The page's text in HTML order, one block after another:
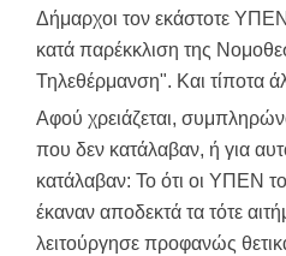
Δήμαρχοι τον εκάστοτε ΥΠΕΝ
κατά παρέκκλιση της
Τηλεθέρμανση". Και τίποτα
Αφού χρειάζεται,
που δεν κατάλαβαν, ή για
κατάλαβαν: Το ότι οι ΥΠΕΝ
έκαναν αποδεκτά τα τότε
λειτούργησε προφανώς